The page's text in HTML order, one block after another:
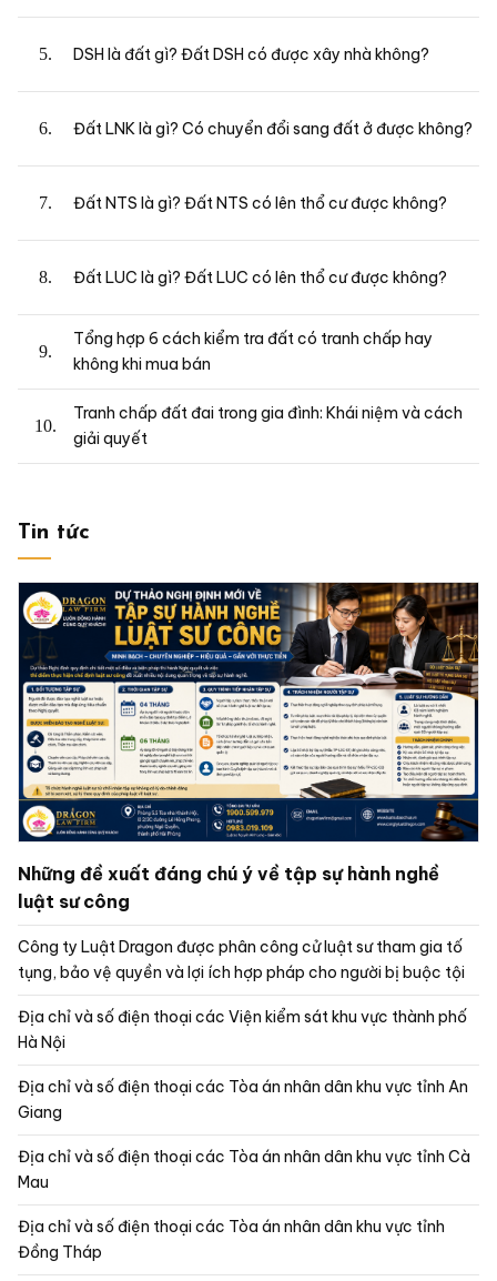
DSH là đất gì? Đất DSH có được xây nhà không?
Đất LNK là gì? Có chuyển đổi sang đất ở được không?
Đất NTS là gì? Đất NTS có lên thổ cư được không?
Đất LUC là gì? Đất LUC có lên thổ cư được không?
Tổng hợp 6 cách kiểm tra đất có tranh chấp hay
không khi mua bán
Tranh chấp đất đai trong gia đình: Khái niệm và cách
giải quyết
Tin tức
Những đề xuất đáng chú ý về tập sự hành nghề
luật sư công
Công ty Luật Dragon được phân công cử luật sư tham gia tố
tụng, bảo vệ quyền và lợi ích hợp pháp cho người bị buộc tội
Địa chỉ và số điện thoại các Viện kiểm sát khu vực thành phố
Hà Nội
Địa chỉ và số điện thoại các Tòa án nhân dân khu vực tỉnh An
Giang
Địa chỉ và số điện thoại các Tòa án nhân dân khu vực tỉnh Cà
Mau
Địa chỉ và số điện thoại các Tòa án nhân dân khu vực tỉnh
Đồng Tháp